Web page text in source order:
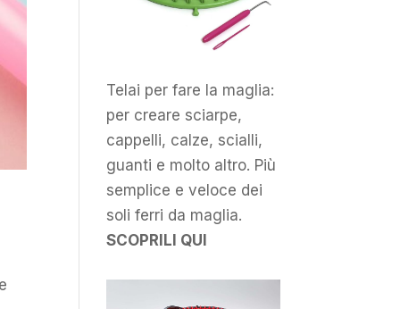
Telai per fare la maglia:
per creare sciarpe,
cappelli, calze, scialli,
guanti e molto altro. Più
semplice e veloce dei
soli ferri da maglia.
SCOPRILI QUI